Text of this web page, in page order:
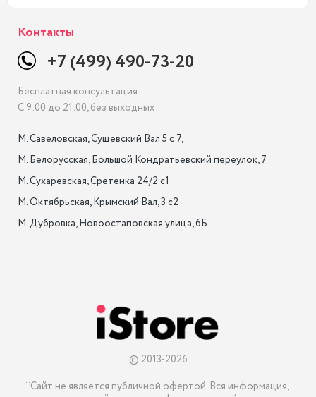
Контакты
+7 (499) 490-73-20
Бесплатная консультация
С 9:00 до 21:00, без выходных
М. Савеловская, Сущевский Вал 5 с 7,
М. Белорусская, Большой Кондратьевский переулок, 7
М. Сухаревская, Сретенка 24/2 с1
М. Октябрьская, Крымский Вал, 3 с2
М. Дубровка, Новоостаповская улица, 6Б
© 2013-2026
*Сайт не является публичной офертой. Вся информация,